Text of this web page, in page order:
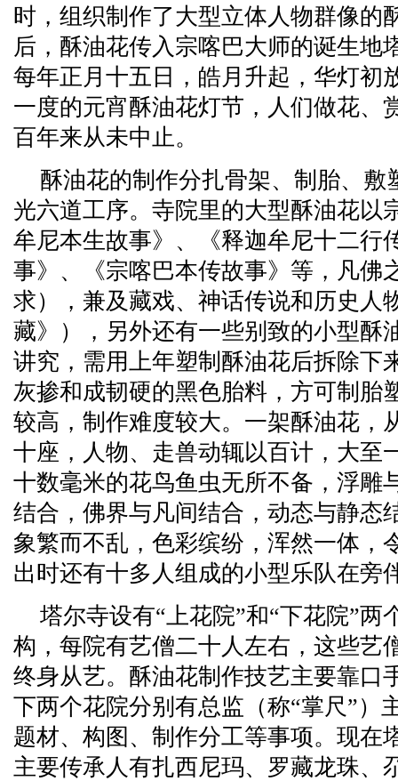
时，组织制作了大型立体人物群像的
后，酥油花传入宗喀巴大师的诞生地
每年正月十五日，皓月升起，华灯初
一度的元宵酥油花灯节，人们做花、
百年来从未中止。
酥油花的制作分扎骨架、制胎、敷
光六道工序。寺院里的大型酥油花以
牟尼本生故事》、《释迦牟尼十二行
事》、《宗喀巴本传故事》等，凡佛
求），兼及藏戏、神话传说和历史人
藏》），另外还有一些别致的小型酥
讲究，需用上年塑制酥油花后拆除下
灰掺和成韧硬的黑色胎料，方可制胎
较高，制作难度较大。一架酥油花，
十座，人物、走兽动辄以百计，大至
十数毫米的花鸟鱼虫无所不备，浮雕
结合，佛界与凡间结合，动态与静态
象繁而不乱，色彩缤纷，浑然一体，
出时还有十多人组成的小型乐队在旁
塔尔寺设有“上花院”和“下花院”两
构，每院有艺僧二十人左右，这些艺
终身从艺。酥油花制作技艺主要靠口
下两个花院分别有总监（称“掌尺”）
题材、构图、制作分工等事项。现在
主要传承人有扎西尼玛、罗藏龙珠、